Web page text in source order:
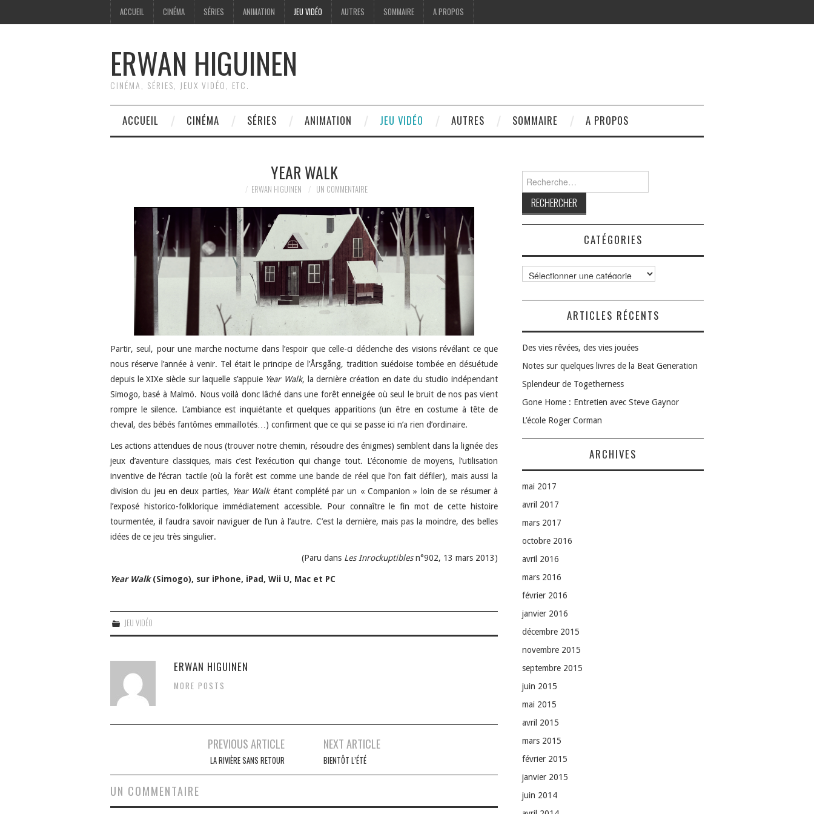
ACCUEIL CINÉMA SÉRIES ANIMATION JEU VIDÉO AUTRES SOMMAIRE A PROPOS
ERWAN HIGUINEN
CINÉMA, SÉRIES, JEUX VIDÉO, ETC.
ACCUEIL CINÉMA SÉRIES ANIMATION JEU VIDÉO AUTRES SOMMAIRE A PROPOS
YEAR WALK
ERWAN HIGUINEN UN COMMENTAIRE
Partir, seul, pour une marche nocturne dans l’espoir que celle-ci déclenche des visions révélant ce que
nous réserve l’année à venir. Tel était le principe de l’Årsgång, tradition suédoise tombée en désuétude
depuis le XIXe siècle sur laquelle s’appuie Year Walk, la dernière création en date du studio indépendant
Simogo, basé à Malmö. Nous voilà donc lâché dans une forêt enneigée où seul le bruit de nos pas vient
rompre le silence. L’ambiance est inquiétante et quelques apparitions (un être en costume à tête de
cheval, des bébés fantômes emmaillotés…) confirment que ce qui se passe ici n’a rien d’ordinaire.
Les actions attendues de nous (trouver notre chemin, résoudre des énigmes) semblent dans la lignée des
jeux d’aventure classiques, mais c’est l’exécution qui change tout. L’économie de moyens, l’utilisation
inventive de l’écran tactile (où la forêt est comme une bande de réel que l’on fait défiler), mais aussi la
division du jeu en deux parties, Year Walkétant complété par un « Companion » loin de se résumer à
l’exposé historico-folklorique immédiatement accessible. Pour connaître le fin mot de cette histoire
tourmentée, il faudra savoir naviguer de l’un à l’autre. C’est la dernière, mais pas la moindre, des belles
idées de ce jeu très singulier.
(Paru dans Les Inrockuptiblesn°902, 13 mars 2013)
Year Walk(Simogo), sur iPhone, iPad, Wii U, Mac et PC
JEU VIDÉO
ERWAN HIGUINEN
MORE POSTS
articles
PREVIOUS ARTICLE
LA RIVIÈRE SANS RETOUR
NEXT ARTICLE
BIENTÔT L’ÉTÉ
UN COMMENTAIRE
CATÉGORIES
Catégories
ARTICLES RÉCENTS
Des vies rêvées, des vies jouées
Notes sur quelques livres de la Beat Generation
Splendeur de Togetherness
Gone Home : Entretien avec Steve Gaynor
L’école Roger Corman
ARCHIVES
mai 2017
avril 2017
mars 2017
octobre 2016
avril 2016
mars 2016
février 2016
janvier 2016
décembre 2015
novembre 2015
septembre 2015
juin 2015
mai 2015
avril 2015
mars 2015
février 2015
janvier 2015
juin 2014